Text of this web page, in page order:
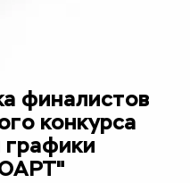
финалистов
конкурса